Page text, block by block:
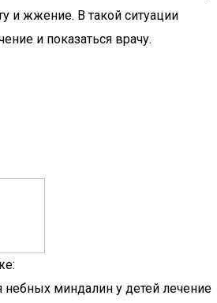
и жжение. В такой ситуации
и показаться врачу.
небных миндалин у детей лечение